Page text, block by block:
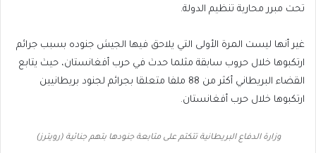
تحت مبرر محاربة تنظيم الدولة.
غير أنها ليست المرة الأولى التي يلاحق فيها الجيش جنوده بسبب جرائم
ارتكبوها خلال حروب سابقة مثلما حدث في حرب أفغانستان، حيث يتابع
القضاء البريطاني أكثر من 88 ملفا متعلقا بجرائم لجنود بريطانيين
ارتكبوها خلال حرب أفغانستان.
وزارة الدفاع البريطانية تتكتم على متابعة جنودها بتهم جنائية (رويترز)